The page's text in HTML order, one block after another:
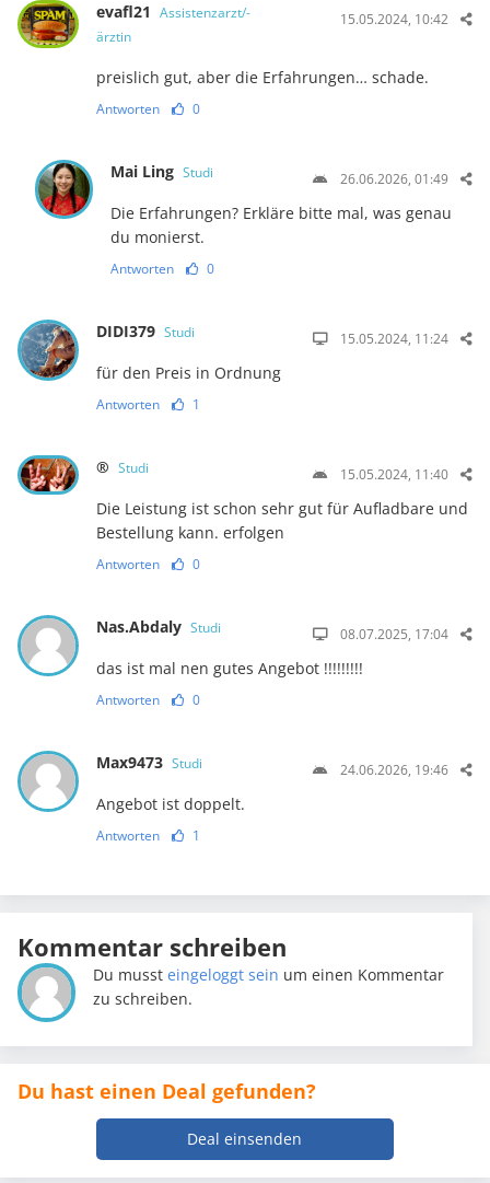
evafl21 Assistenzarzt/-
ärztin
15.05.2024, 10:42
preislich gut, aber die Erfahrungen… schade.
Antworten 0
Mai Ling Studi 26.06.2026, 01:49
Die Erfahrungen? Erkläre bitte mal, was genau
du monierst.
Antworten 0
DIDI379 Studi 15.05.2024, 11:24
für den Preis in Ordnung
Antworten 1
® Studi 15.05.2024, 11:40
Die Leistung ist schon sehr gut für Aufladbare und
Bestellung kann. erfolgen
Antworten 0
Nas.Abdaly Studi 08.07.2025, 17:04
das ist mal nen gutes Angebot !!!!!!!!!
Antworten 0
Max9473 Studi 24.06.2026, 19:46
Angebot ist doppelt.
Antworten 1
Kommentar schreiben
Du mussteingeloggt sein um einen Kommentar
zu schreiben.
Du hast einen Deal gefunden?
Deal einsenden